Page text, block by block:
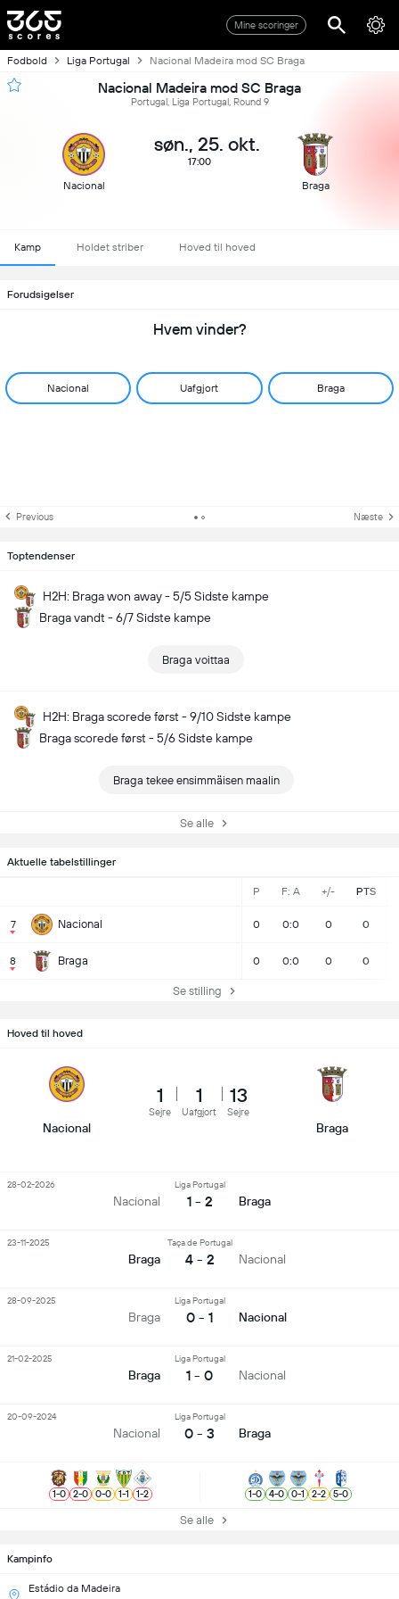
Mine scoringer
Fodbold Liga Portugal Nacional Madeira mod SC Braga
Nacional Madeira mod SC Braga
Portugal, Liga Portugal, Round 9
Nacional
søn., 25. okt.
17:00
Braga
Kamp Holdet striber Hoved til hoved
Forudsigelser
Hvem vinder?
Nacional Uafgjort Braga
Previous Næste
Toptendenser
H2H: Braga won away - 5/5 Sidste kampe
Braga vandt - 6/7 Sidste kampe
Braga voittaa
H2H: Braga scorede først - 9/10 Sidste kampe
Braga scorede først - 5/6 Sidste kampe
Braga tekee ensimmäisen maalin
Se alle
Aktuelle tabelstillinger
P F: A +/- PTS
7 Nacional 0 0:0 0 0
8 Braga 0 0:0 0 0
Se stilling
Kampinfo
Estádio da Madeira
Hoved til hoved
Nacional
1
Sejre
1
Uafgjort
13
Sejre
Braga
Nacional
Liga Portugal
1 - 2 Braga
28-02-2026
Braga
Taça de Portugal
4 - 2 Nacional
23-11-2025
Braga
Liga Portugal
0 - 1 Nacional
28-09-2025
Braga
Liga Portugal
1 - 0 Nacional
21-02-2025
Nacional
Liga Portugal
0 - 3 Braga
20-09-2024
1-0 2-0 0-0 1-1 1-2 1-0 4-0 0-1 2-2 5-0
Se alle